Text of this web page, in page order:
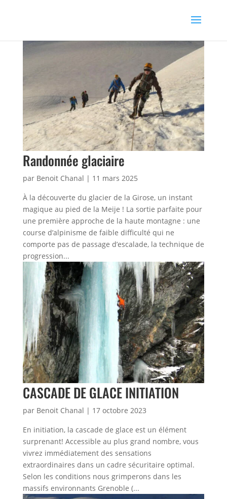
Randonnée glaciaire
par Benoit Chanal | 11 mars 2025
À la découverte du glacier de la Girose, un instant
magique au pied de la Meije ! La sortie parfaite pour
une première approche de la haute montagne : une
course d’alpinisme de faible difficulté qui ne
comporte pas de passage d’escalade, la technique de
progression...
CASCADE DE GLACE INITIATION
par Benoit Chanal | 17 octobre 2023
En initiation, la cascade de glace est un élément
surprenant! Accessible au plus grand nombre, vous
vivrez immédiatement des sensations
extraordinaires dans un cadre sécuritaire optimal.
Selon les conditions nous grimperons dans les
massifs environnants Grenoble (...